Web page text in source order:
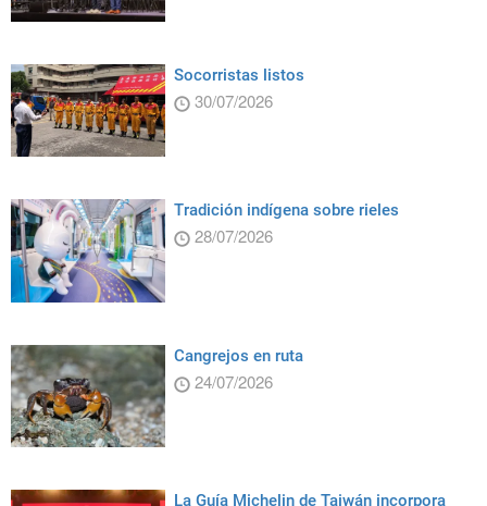
Socorristas listos
30/07/2026
Tradición indígena sobre rieles
28/07/2026
Cangrejos en ruta
24/07/2026
La Guía Michelin de Taiwán incorpora